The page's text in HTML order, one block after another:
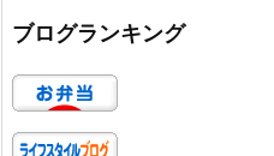
ブログランキング